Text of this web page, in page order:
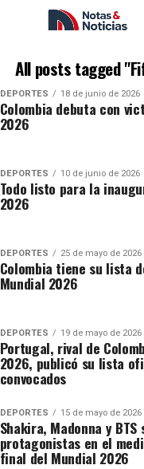
All posts tagged
DEPORTES 18 de junio de 2026
Colombia debuta con
2026
DEPORTES 10 de junio de 2026
Todo listo para la
2026
DEPORTES 25 de mayo de 2026
Colombia tiene su lista
Mundial 2026
DEPORTES 19 de mayo de 2026
Portugal, rival de
2026, publicó su lista
convocados
DEPORTES 15 de mayo de 2026
Shakira, Madonna y BTS
protagonistas en el
final del Mundial 2026